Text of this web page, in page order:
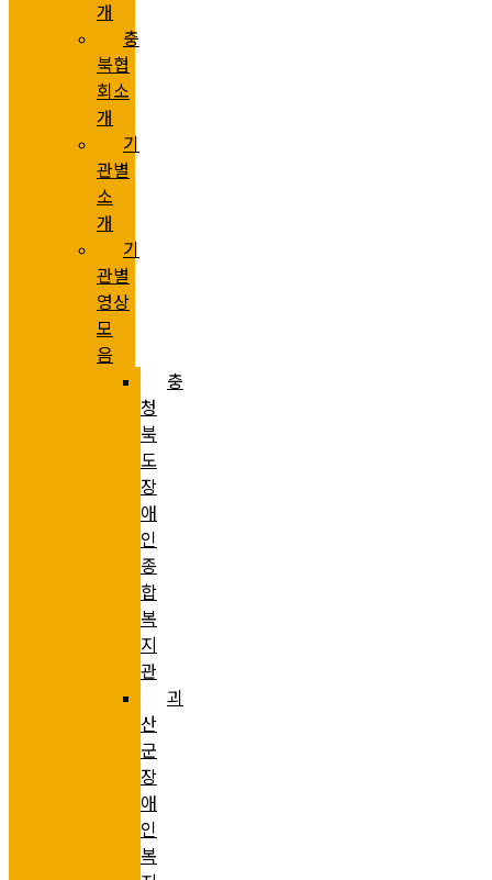
개
충
북협
회소
개
기
관별
소
개
기
관별
영상
모
음
충
청
북
도
장
애
인
종
합
복
지
관
괴
산
군
장
애
인
복